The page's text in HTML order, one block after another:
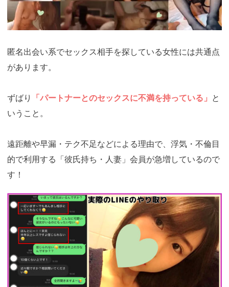
匿名出会い系でセックス相手を探している女性には共通点
があります。
ずばり 「パートナーとのセックスに不満を持っている」
と
いうこと。
遠距離や早漏・テク不足などによる理由で、浮気・不倫目
的で利用する「彼氏持ち・人妻」会員が急増しているので
す！
https://ac.m-
ads.jp/t6d63J515a0bact6/cl/?
bId=i36a5q96&msid=13921